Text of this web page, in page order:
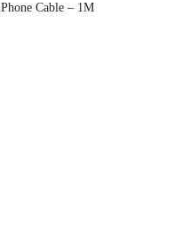
Cable – 1M